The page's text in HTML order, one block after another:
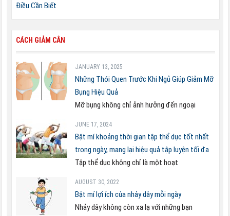
Điều Cần Biết
CÁCH GIẢM CÂN
JANUARY 13, 2025
Những Thói Quen Trước Khi Ngủ Giúp Giảm Mỡ
Bụng Hiệu Quả
Mỡ bụng không chỉ ảnh hưởng đến ngoại
JUNE 17, 2024
Bật mí khoảng thời gian tập thể dục tốt nhất
trong ngày, mang lại hiệu quả tập luyện tối đa
Tập thể dục không chỉ là một hoạt
AUGUST 30, 2022
Bật mí lợi ích của nhảy dây mỗi ngày
Nhảy dây không còn xa lạ với những bạn